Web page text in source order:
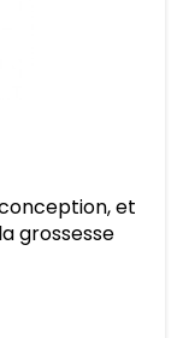
et
grossesse